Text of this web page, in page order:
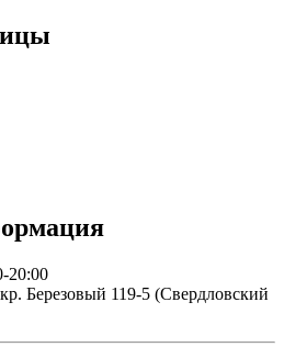
20:00
Березовый 119-5 (Свердловский